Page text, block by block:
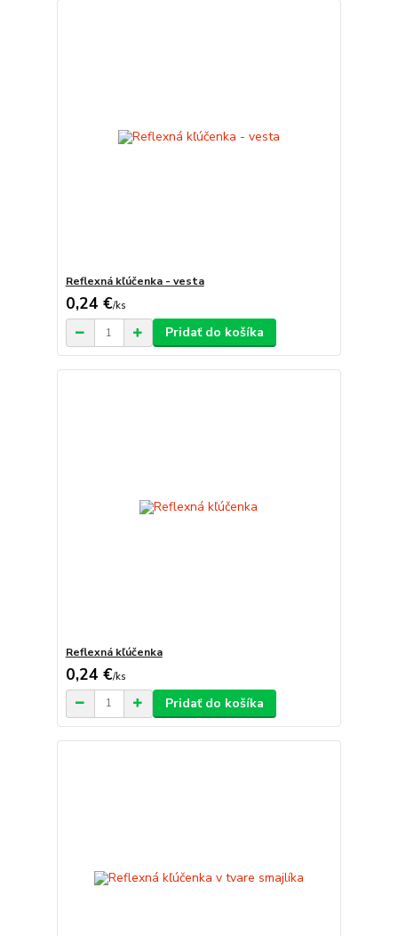
Reflexná kľúčenka - vesta
0,24 €/ks
Pridať do košíka
Reflexná kľúčenka
0,24 €/ks
Pridať do košíka